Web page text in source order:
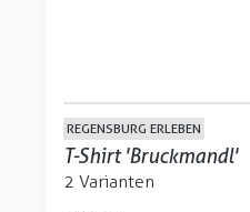
REGENSBURG ERLEBEN
T-Shirt 'Bruckmandl'
2 Varianten